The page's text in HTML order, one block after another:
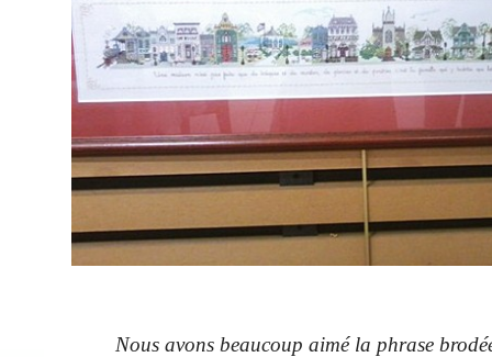
Nous avons beaucoup aimé la phrase brodée